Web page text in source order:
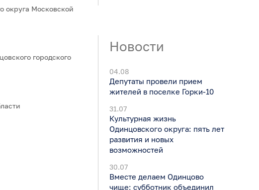
округа Московской
городского
Новости
04.08
Депутаты провели прием
жителей в поселке Горки-10
31.07
Культурная жизнь
Одинцовского округа: пять лет
развития и новых
возможностей
30.07
Вместе делаем Одинцово
чище: субботник объединил